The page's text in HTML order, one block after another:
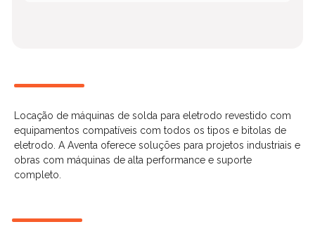
Locação de máquinas de solda para eletrodo revestido com
equipamentos compatíveis com todos os tipos e bitolas de
eletrodo. A Aventa oferece soluções para projetos industriais e
obras com máquinas de alta performance e suporte
completo.